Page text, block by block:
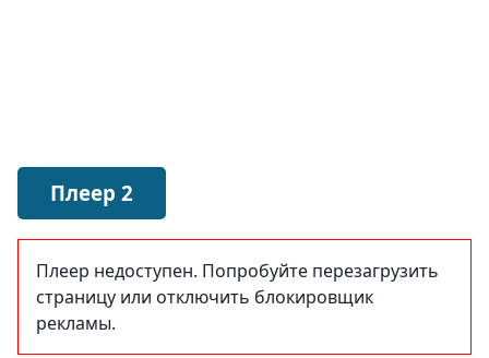
Плеер 2
Плеер недоступен. Попробуйте перезагрузить
страницу или отключить блокировщик
рекламы.